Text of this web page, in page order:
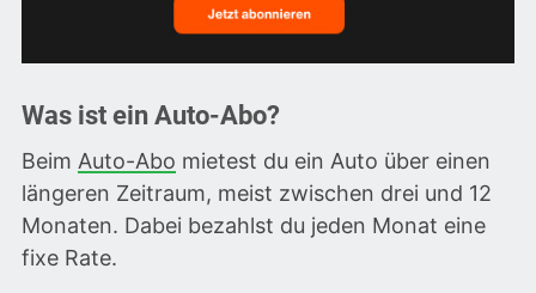
Was ist ein Auto-Abo?
Beim Auto-Abo mietest du ein Auto über einen
längeren Zeitraum, meist zwischen drei und 12
Monaten. Dabei bezahlst du jeden Monat eine
fixe Rate.